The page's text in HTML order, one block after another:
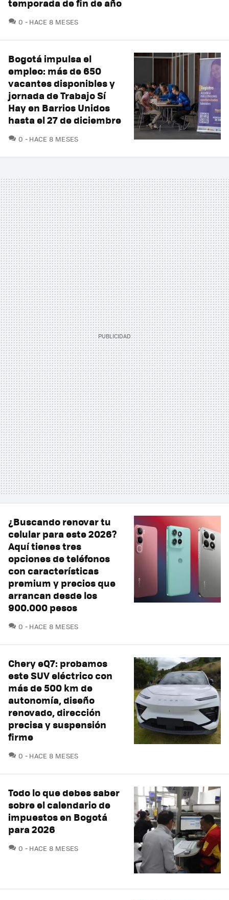
temporada de fin de año
0 COMENTARIOS
HACE 8 MESES
Bogotá impulsa el
empleo: más de 650
vacantes disponibles y
jornada de Trabajo Sí
Hay en Barrios Unidos
hasta el 27 de diciembre
0 COMENTARIOS
HACE 8 MESES
¿Buscando renovar tu
celular para este 2026?
Aquí tienes tres
opciones de teléfonos
con características
premium y precios que
arrancan desde los
900.000 pesos
0 COMENTARIOS
HACE 8 MESES
Chery eQ7: probamos
este SUV eléctrico con
más de 500 km de
autonomía, diseño
renovado, dirección
precisa y suspensión
firme
0 COMENTARIOS
HACE 8 MESES
Todo lo que debes saber
sobre el calendario de
impuestos en Bogotá
para 2026
0 COMENTARIOS
HACE 8 MESES